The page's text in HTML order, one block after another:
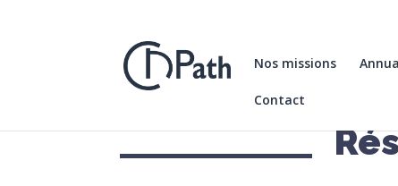
Nos missions
Contact